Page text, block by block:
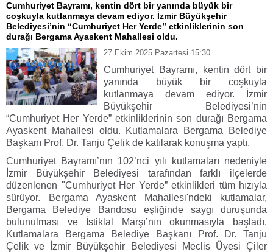
Cumhuriyet Bayramı, kentin dört bir yanında büyük bir
coşkuyla kutlanmaya devam ediyor. İzmir Büyükşehir
Belediyesi’nin “Cumhuriyet Her Yerde” etkinliklerinin son
durağı Bergama Ayaskent Mahallesi oldu.
27 Ekim 2025 Pazartesi 15:30
Cumhuriyet Bayramı, kentin dört bir
yanında büyük bir coşkuyla
kutlanmaya devam ediyor. İzmir
Büyükşehir Belediyesi’nin
“Cumhuriyet Her Yerde” etkinliklerinin son durağı Bergama
Ayaskent Mahallesi oldu. Kutlamalara Bergama Belediye
Başkanı Prof. Dr. Tanju Çelik de katılarak konuşma yaptı.
Cumhuriyet Bayramı’nın 102’nci yılı kutlamaları nedeniyle
İzmir Büyükşehir Belediyesi tarafından farklı ilçelerde
düzenlenen "Cumhuriyet Her Yerde” etkinlikleri tüm hızıyla
sürüyor. Bergama Ayaskent Mahallesi'ndeki kutlamalar,
Bergama Belediye Bandosu eşliğinde saygı duruşunda
bulunulması ve İstiklal Marşı’nın okunmasıyla başladı.
Kutlamalara Bergama Belediye Başkanı Prof. Dr. Tanju
Çelik ve İzmir Büyükşehir Belediyesi Meclis Üyesi Çiler